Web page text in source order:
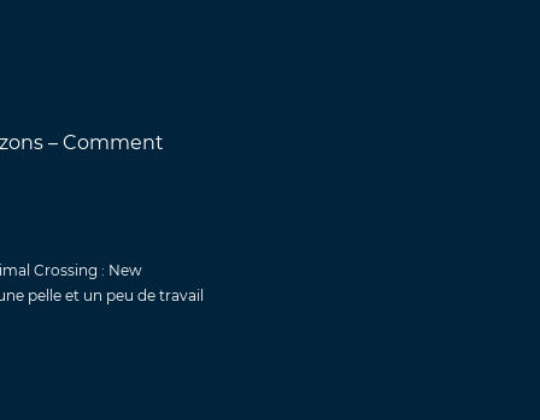
– Comment
Crossing : New
pelle et un peu de travail